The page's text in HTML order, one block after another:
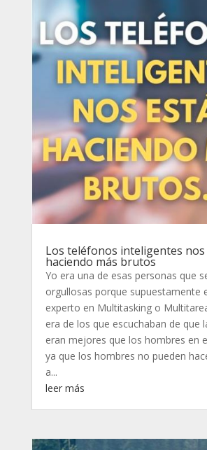
Los teléfonos inteligentes nos
haciendo más brutos
Yo era una de esas personas que
orgullosas porque supuestamente
experto en Multitasking o
era de los que escuchaban de que
eran mejores que los hombres en
ya que los hombres no pueden
a...
leer más